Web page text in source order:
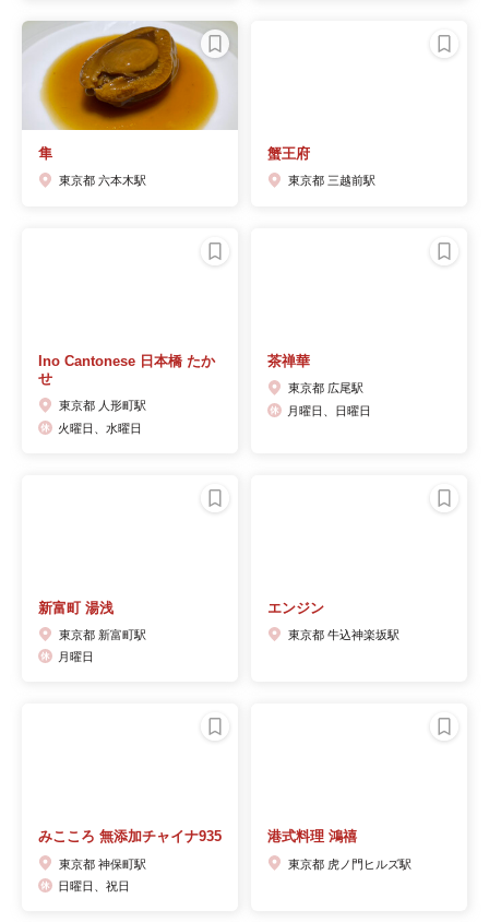
隼
東京都 六本木駅
蟹王府
東京都 三越前駅
Ino Cantonese 日本橋 たか
せ
東京都 人形町駅
火曜日、水曜日
茶禅華
東京都 広尾駅
月曜日、日曜日
新富町 湯浅
東京都 新富町駅
月曜日
エンジン
東京都 牛込神楽坂駅
みこころ 無添加チャイナ935
東京都 神保町駅
日曜日、祝日
港式料理 鴻禧
東京都 虎ノ門ヒルズ駅